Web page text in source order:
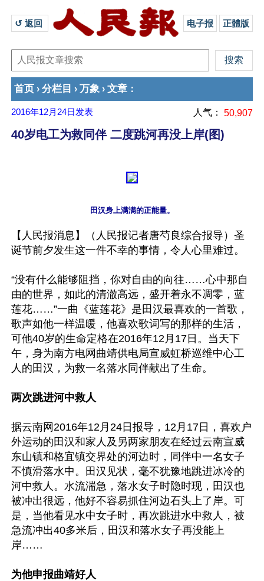
↺ 返回 电子报 正體版
首页 › 分栏目 › 万象 › 文章 ：
2016年12月24日 发表 人气： 50,907
40岁电工为救同伴 二度跳河再没上岸(图)
【人民报消息】（人民报记者唐芍良综合报导）圣
诞节前夕发生这一件不幸的事情，令人心里难过。
“没有什么能够阻挡，你对自由的向往……心中那自
由的世界，如此的清澈高远，盛开着永不凋零，蓝
莲花……”一曲《蓝莲花》是田汉最喜欢的一首歌，
歌声如他一样温暖，他喜欢歌词写的那样的生活，
可他40岁的生命定格在2016年12月17日。当天下
午，身为南方电网曲靖供电局宣威虹桥巡维中心工
人的田汉，为救一名落水同伴献出了生命。
两次跳进河中救人
据云南网2016年12月24日报导，12月17日，喜欢户
外运动的田汉和家人及另两家朋友在经过云南宣威
东山镇和格宜镇交界处的河边时，同伴中一名女子
不慎滑落水中。田汉见状，毫不犹豫地跳进冰冷的
河中救人。水流湍急，落水女子时隐时现，田汉也
被冲出很远，他好不容易抓住河边石头上了岸。可
是，当他看见水中女子时，再次跳进水中救人，被
急流冲出40多米后，田汉和落水女子再没能上
岸……
为他申报曲靖好人